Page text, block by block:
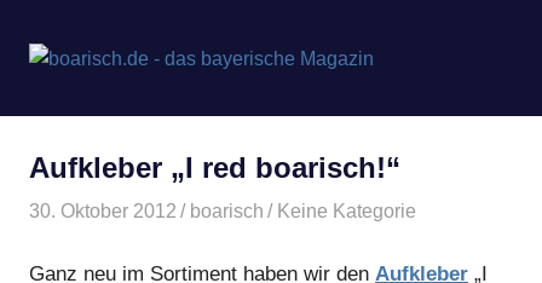
Inhalt
–
meinherzschlag.de
Aufkleber „I red boarisch!“
30. Oktober 2012 boarisch Keine Kategorie
Ganz neu im Sortiment haben wir den Aufkleber „I